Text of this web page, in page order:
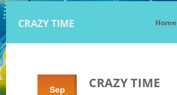
LES SÉANCES DE JEU
FESTIVAL DU JEU
CRAZY TIME Home
Sep
CRAZY TIME